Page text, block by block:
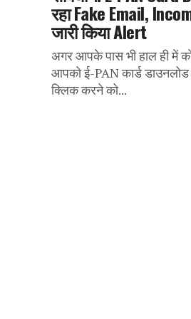
रहा Fake Email,
जारी किया Alert
अगर आपके पास भी हाल ही में
आपको ई-PAN कार्ड
क्लिक करने को...